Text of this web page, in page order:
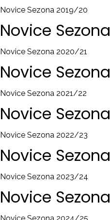
Novice Sezona 2019/20
Novice Sezona
Novice Sezona 2020/21
Novice Sezona
Novice Sezona 2021/22
Novice Sezona
Novice Sezona 2022/23
Novice Sezona
Novice Sezona 2023/24
Novice Sezona